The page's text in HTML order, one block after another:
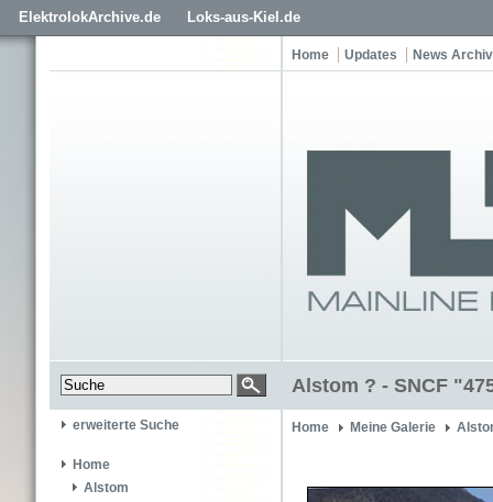
ElektrolokArchive.de Loks-aus-Kiel.de
Home Updates News Archiv
Alstom ? - SNCF
erweiterte Suche
Home
Alstom
Home Meine Galerie